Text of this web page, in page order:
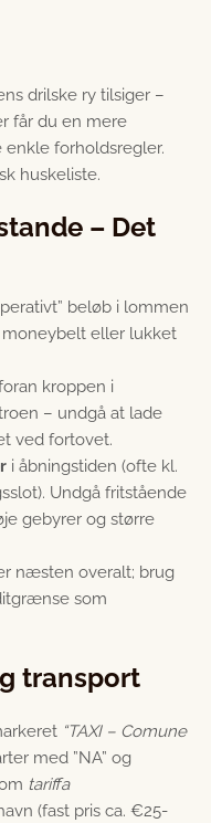
drilske ry tilsiger –
får du en mere
enkle forholdsregler.
huskeliste.
– Det
beløb i lommen
eller lukket
kroppen i
– undgå at lade
ved fortovet.
i åbningstiden (ofte kl.
Undgå fritstående
gebyrer og større
næsten overalt; brug
som
transport
“TAXI – Comune
med ”NA” og
tariffa
(fast pris ca. €25-